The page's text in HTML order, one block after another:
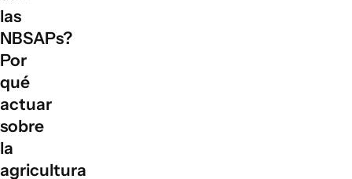
las
NBSAPs?
Por
qué
actuar
sobre
la
agricultura